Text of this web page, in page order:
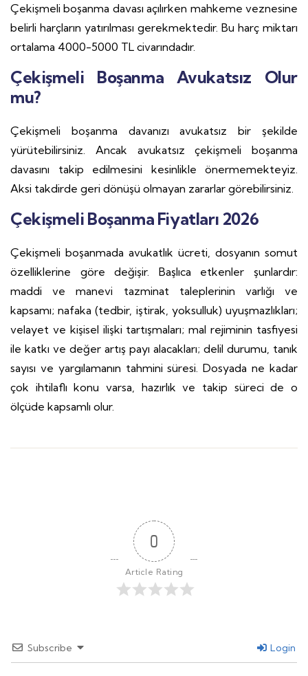
Çekişmeli boşanma davası açılırken mahkeme veznesine
belirli harçların yatırılması gerekmektedir. Bu harç miktarı
ortalama 4000-5000 TL civarındadır.
Çekişmeli Boşanma Avukatsız Olur
mu?
Çekişmeli boşanma davanızı avukatsız bir şekilde
yürütebilirsiniz. Ancak avukatsız çekişmeli boşanma
davasını takip edilmesini kesinlikle önermemekteyiz.
Aksi takdirde geri dönüşü olmayan zararlar görebilirsiniz.
Çekişmeli Boşanma Fiyatları 2026
Çekişmeli boşanmada avukatlık ücreti, dosyanın somut
özelliklerine göre değişir. Başlıca etkenler şunlardır:
maddi ve manevi tazminat taleplerinin varlığı ve
kapsamı; nafaka (tedbir, iştirak, yoksulluk) uyuşmazlıkları;
velayet ve kişisel ilişki tartışmaları; mal rejiminin tasfiyesi
ile katkı ve değer artış payı alacakları; delil durumu, tanık
sayısı ve yargılamanın tahmini süresi. Dosyada ne kadar
çok ihtilaflı konu varsa, hazırlık ve takip süreci de o
ölçüde kapsamlı olur.
0
Article Rating
Subscribe Login